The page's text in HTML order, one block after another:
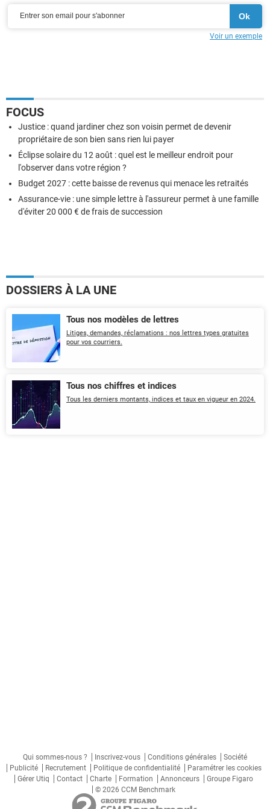
Voir un exemple
FOCUS
Justice : quand jardiner chez son voisin permet de devenir
propriétaire de son bien sans rien lui payer
Éclipse solaire du 12 août : quel est le meilleur endroit pour
l'observer dans votre région ?
Budget 2027 : cette baisse de revenus qui menace les retraités
Assurance-vie : une simple lettre à l'assureur permet à une famille
d'éviter 20 000 € de frais de succession
DOSSIERS À LA UNE
Tous nos modèles de lettres
Litiges, demandes, réclamations : nos lettres types gratuites
pour vos courriers.
Tous nos chiffres et indices
Tous les derniers montants, indices et taux en vigueur en 2024.
Qui sommes-nous ? Inscrivez-vous Conditions générales
Société
Publicité
Recrutement Politique de confidentialité
Paramétrer les cookies
Gérer Utiq
Contact Charte Formation Annonceurs
Groupe Figaro
© 2026 CCM Benchmark